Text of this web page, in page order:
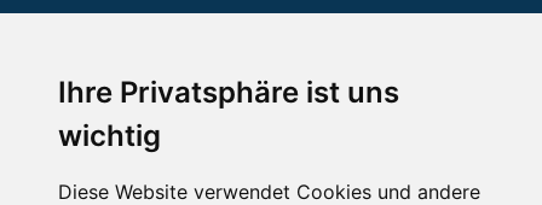
Ihre Privatsphäre ist uns
wichtig
Diese Website verwendet Cookies und andere
SCHNEEHÖHEN SKI APP
Die Schneehoehen Ski APP für iOS und Android - Ein
Muss für alle Wintersportler und Schneefreaks!